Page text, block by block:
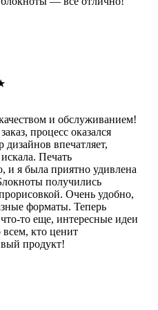
и обслуживанием!
процесс оказался
впечатляет,
Печать
и я была приятно удивлена
получились
Очень удобно,
форматы. Теперь
то еще, интересные идеи
кто ценит
продукт!